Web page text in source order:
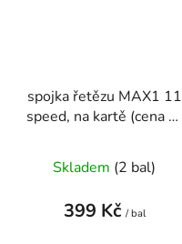
spojka řetězu MAX1 11
speed, na kartě (cena za
Skladem (2 bal)
399 Kč / bal